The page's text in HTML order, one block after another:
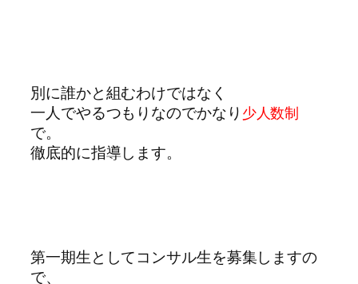
別に誰かと組むわけではなく
一人でやるつもりなのでかなり 少人数制
で。
徹底的に指導します。
第一期生としてコンサル生を募集しますの
で、